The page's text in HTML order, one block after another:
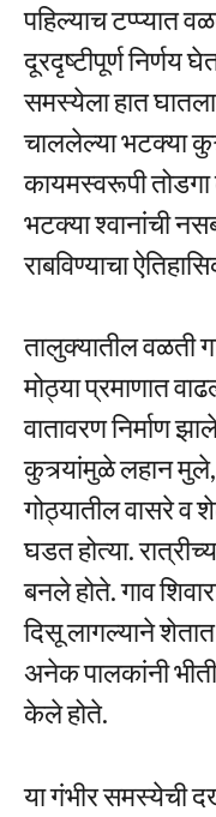
पहिल्याच टप्प्यात
दूरदृष्टीपूर्ण निर्णय
समस्येला हात
चाललेल्या भटक्या
कायमस्वरूपी तोडगा
भटक्या श्वानांची
राबविण्याचा
तालुक्यातील वळती
मोठ्या प्रमाणात
वातावरण निर्माण
कुत्र्यांमुळे लहान
गोठ्यातील वासरे व
घडत होत्या.
बनले होते. गाव
दिसू लागल्याने
अनेक पालकांनी
केले होते.
या गंभीर समस्येची